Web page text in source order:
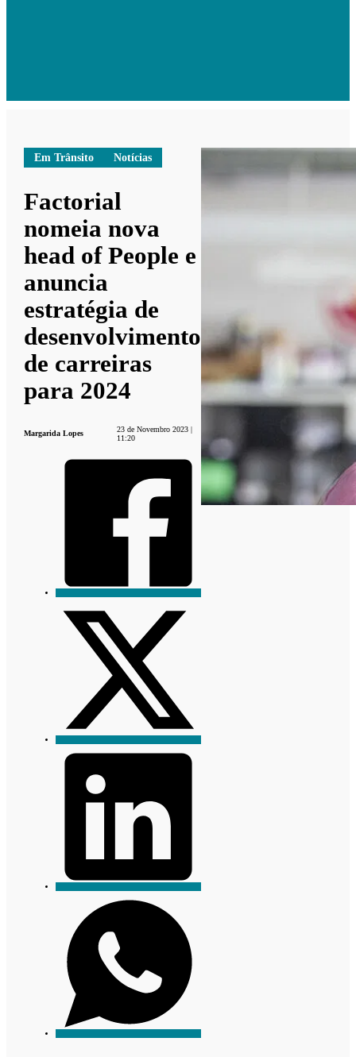
Em Trânsito Notícias
Factorial
nomeia nova
head of People e
anuncia
estratégia de
desenvolvimento
de carreiras
para 2024
Margarida Lopes
23 de Novembro 2023 |
11:20